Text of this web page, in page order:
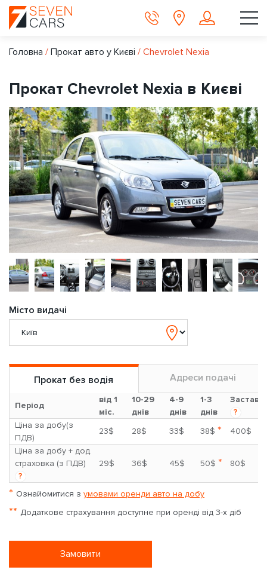
Головна / Прокат авто у Києві / Chevrolet Nexia
Прокат Chevrolet Nexia в Києві
Місто видачі
Прокат без водія Адреси подачі
Період
від 1
міс.
10-29
днів
4-9
днів
1-3
днів
Застава
?
Ціна за добу(з
ПДВ)
23$ 28$ 33$ 38$ *
400$
Ціна за добу + дод.
страховка (з ПДВ)
?
29$ 36$ 45$ 50$ * 80$
* Ознайомитися з умовами оренди авто на добу
** Додаткове страхування доступне при оренді від 3-х діб
Замовити